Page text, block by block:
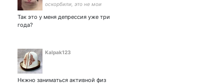
оскорбили, это не мои
кошмары. Я вам их просто
Так это у меня депрессия уже три
года?
Kalpak123
Нкжно заниматься активной физ